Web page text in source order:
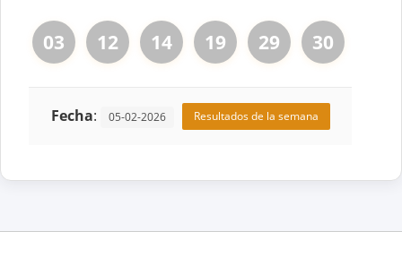
03 12 14 19 29 30
Fecha: 05-02-2026 Resultados de la semana